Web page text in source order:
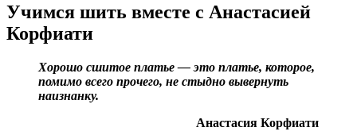
Учимся шить вместе с Анастасией
Корфиати
Хорошо сшитое платье — это платье, которое,
помимо всего прочего, не стыдно вывернуть
наизнанку.
Анастасия Корфиати